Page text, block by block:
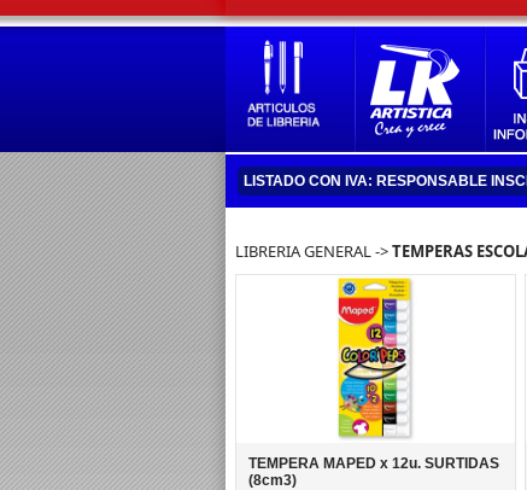
LISTADO CON IVA: RESPONSABLE
LIBRERIA GENERAL ->TEMPERAS
TEMPERA MAPED x 12u. SURTIDAS
(8cm3)